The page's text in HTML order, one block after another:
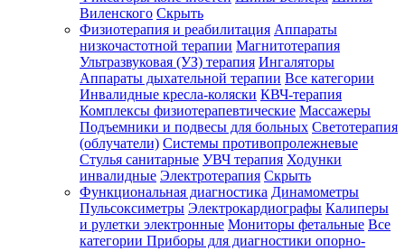
Виленского Скрыть
Физиотерапия и реабилитация Аппараты
низкочастотной терапии Магнитотерапия
Ультразвуковая (УЗ) терапия Ингаляторы
Аппараты дыхательной терапии Все категории
Инвалидные кресла-коляски КВЧ-терапия
Комплексы физиотерапевтические Массажеры
Подъемники и подвесы для больных Светотерапия
(облучатели) Системы противопролежневые
Стулья санитарные УВЧ терапия Ходунки
инвалидные Электротерапия Скрыть
Функциональная диагностика Динамометры
Пульсоксиметры Электрокардиографы Калиперы
и рулетки электронные Мониторы фетальные Все
категории Приборы для диагностики опорно-